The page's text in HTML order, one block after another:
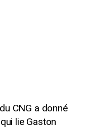
CNG a donné
lie Gaston